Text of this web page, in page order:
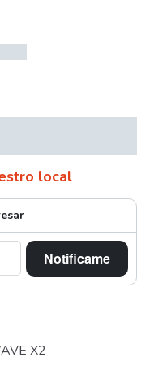
local
Notificame
X2